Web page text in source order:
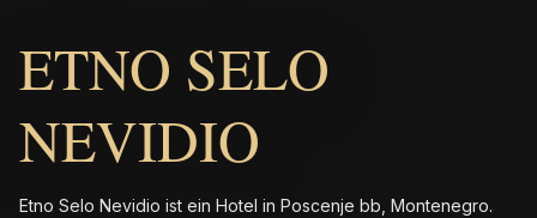
ETNO SELO
NEVIDIO
Etno Selo Nevidio ist ein Hotel in Poscenje bb, Montenegro.